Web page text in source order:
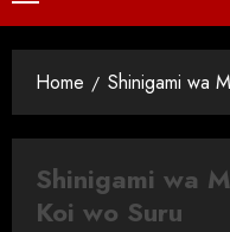
Home Shinigami wa
Shinigami wa
Koi wo Suru